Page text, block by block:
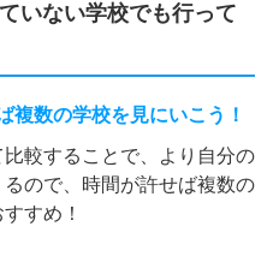
いない学校でも行って
複数の学校を見にいこう！
較することで、より自分の
ので、時間が許せば複数の
すめ！